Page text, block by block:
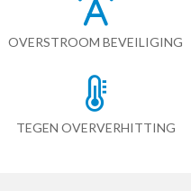
OVERSTROOM BEVEILIGING
TEGEN OVERVERHITTING